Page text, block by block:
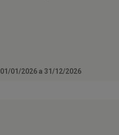
01/01/2026 a 31/12/2026